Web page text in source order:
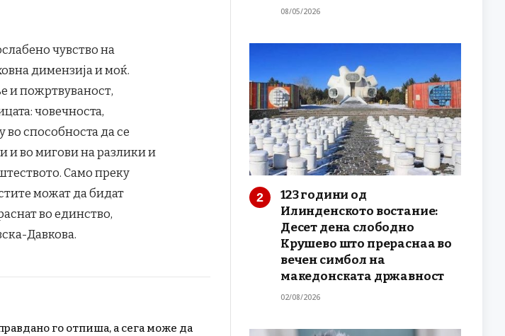
чувство на
димензија и моќ.
и пожртвуваност,
човечноста,
во способноста да се
и во мигови на разлики и
Само преку
можат да бидат
во единство,
Давкова.
го отпиша, а сега може да
08/05/2026
123 години од
Илинденското востание:
Десет дена слободно
Крушево што прераснаа во
вечен симбол на
македонската државност
02/08/2026